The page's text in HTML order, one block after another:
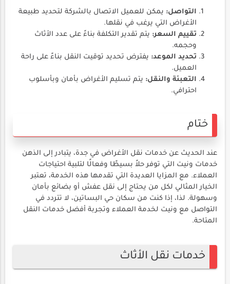
التواصل: يمكن للعميل الاتصال بالشركة لتحديد طبيعة
الأغراض التي يرغب في نقلها.
تقييم السعر: يتم تقدير التكلفة بناءً على عدد الأثاث
وحجمه.
تحديد الموعد: يفترض تحديد توقيت النقل بناءً على راحة
العميل.
التعبئة والنقل: يتم تسليم الأغراض بأمان وبأسلوب
احترافي.
ختام
عند الحديث عن خدمات نقل الأغراض في جدة، يتبادر إلى الذهن
خدمات ونيت التي توفر حلاً بسيطًا وفعالًا لتلبية احتياجات
العملاء. مع المزايا العديدة التي تقدمها هذه الخدمة، تعتبر
الخيار المثالي لكل من يحتاج إلى نقل عفش أو بضائع بأمان
وسهولة. لذا، إذا كنت من سكان حي البساتين، لا تتردد في
التواصل مع ونيت لخدمة العملاء وتجربة أفضل خدمات النقل
المتاحة.
خدمات نقل الأثاث